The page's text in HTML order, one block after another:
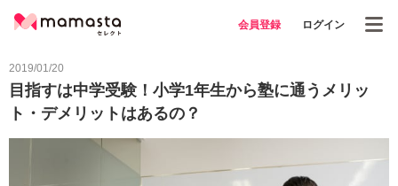
会員登録 ログイン
2019/01/20
目指すは中学受験！小学1年生から塾に通うメリッ
ト・デメリットはあるの？